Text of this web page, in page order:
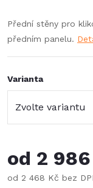
Přední stěny pro
předním panelu.
Varianta
od 2
od 2 468 Kč bez